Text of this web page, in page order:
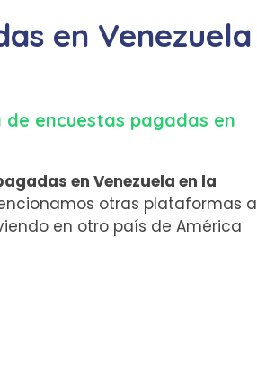
en Venezuela
encuestas pagadas en
en Venezuela en la
otras plataformas a
en otro país de América